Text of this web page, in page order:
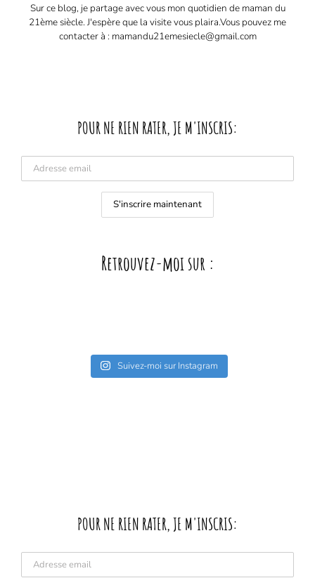
Sur ce blog, je partage avec vous mon quotidien de maman du
21ème siècle. J'espère que la visite vous plaira. ​ Vous pouvez me
contacter à : mamandu21emesiecle@gmail.com
POUR NE RIEN RATER, JE M'INSCRIS:
Retrouvez-moi sur :
Suivez-moi sur Instagram
POUR NE RIEN RATER, JE M'INSCRIS: